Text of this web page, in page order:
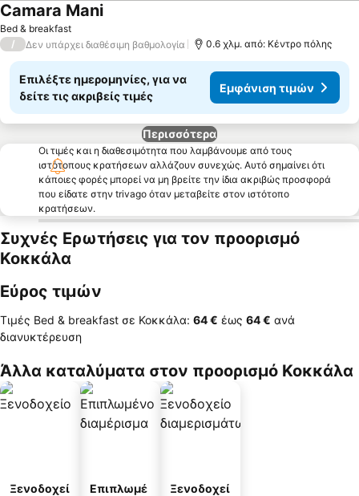
Bed & breakfast
Camara ManiΕμφάνιση τιμών
/ Δεν υπάρχει διαθέσιμη βαθμολογία 0.6 χλμ. από: Κέντρο πόλης
Επιλέξτε ημερομηνίες, για να
δείτε τις ακριβείς τιμές
Εμφάνιση τιμών
Περισσότερα
Οι τιμές και η διαθεσιμότητα που λαμβάνουμε από τους
ιστότοπους κρατήσεων αλλάζουν συνεχώς. Αυτό σημαίνει ότι
κάποιες φορές μπορεί να μη βρείτε την ίδια ακριβώς προσφορά
που είδατε στην trivago όταν μεταβείτε στον ιστότοπο
κρατήσεων.
Συχνές Ερωτήσεις για τον προορισμό
Κοκκάλα
Εύρος τιμών
Τιμές Bed & breakfast σε Κοκκάλα: ‎64 € έως ‎64 € ανά
διανυκτέρευση
Άλλα καταλύματα στον προορισμό Κοκκάλα
Ξενοδοχεί
Επιπλωμέ
Ξενοδοχεί